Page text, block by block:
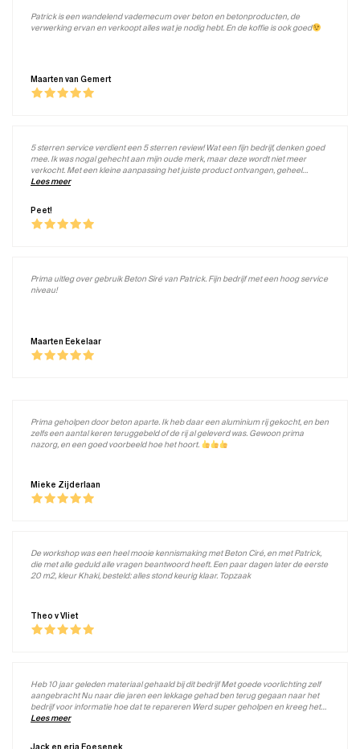
Maarten van Gemert
Patrick is een wandelend vademecum over beton en betonproducten, de
verwerking ervan en verkoopt alles wat je nodig hebt. En de koffie is ook goed
Peet!
5 sterren service verdient een 5 sterren review! Wat een fijn bedrijf, denken goed
mee. Ik was nogal gehecht aan mijn oude merk, maar deze wordt niet meer
verkocht. Met een kleine aanpassing het juiste product ontvangen, geheel
kosteloos en ik ben om! Wat een goed product, in dit geval Beton Ciré. Goed
Lees meer
Maarten Eekelaar
Prima uitleg over gebruik Beton Siré van Patrick. Fijn bedrijf met een hoog service
niveau!
Mieke Zijderlaan
Prima geholpen door beton aparte. Ik heb daar een aluminium rij gekocht, en ben
zelfs een aantal keren teruggebeld of de rij al geleverd was. Gewoon prima
nazorg, en een goed voorbeeld hoe het hoort.
Theo v Vliet
De workshop was een heel mooie kennismaking met Beton Ciré, en met Patrick,
die met alle geduld alle vragen beantwoord heeft. Een paar dagen later de eerste
20 m2, kleur Khaki, besteld: alles stond keurig klaar. Topzaak
Heb 10 jaar geleden materiaal gehaald bij dit bedrijf Met goede voorlichting zelf
aangebracht Nu naar die jaren een lekkage gehad ben terug gegaan naar het
bedrijf voor informatie hoe dat te repareren Werd super geholpen en kreeg het
betreffende en noodzakelijke spul zo mee Super geholpen super bedrijf
Lees meer